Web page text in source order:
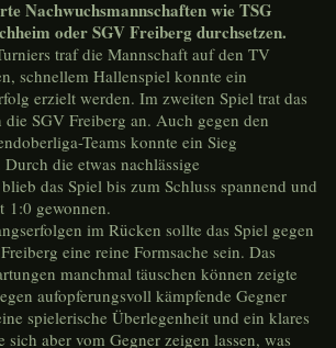
Nachwuchsmannschaften wie TSG
oder SGV Freiberg durchsetzen.
traf die Mannschaft auf den TV
schnellem Hallenspiel konnte ein
erzielt werden. Im zweiten Spiel trat das
die SGV Freiberg an. Auch gegen den
Teams konnte ein Sieg
die etwas nachlässige
das Spiel bis zum Schluss spannend und
1:0 gewonnen.
im Rücken sollte das Spiel gegen
eine reine Formsache sein. Das
manchmal täuschen können zeigte
aufopferungsvoll kämpfende Gegner
spielerische Überlegenheit und ein klares
sich aber vom Gegner zeigen lassen, was